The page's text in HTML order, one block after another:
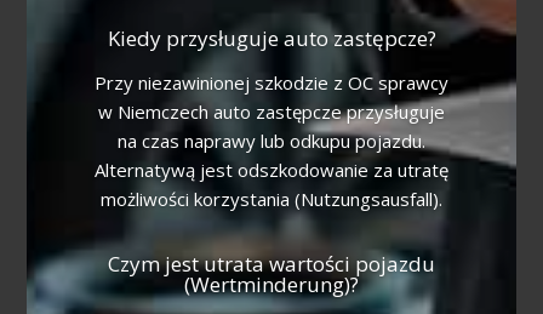
Kiedy przysługuje auto zastępcze?
Przy niezawinionej szkodzie z OC sprawcy
w Niemczech auto zastępcze przysługuje
na czas naprawy lub odkupu pojazdu.
Alternatywą jest odszkodowanie za utratę
możliwości korzystania (Nutzungsausfall).
Czym jest utrata wartości pojazdu
(Wertminderung)?